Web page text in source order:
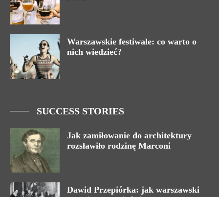
Warszawskie festiwale: co warto o
nich wiedzieć?
SUCCESS STORIES
Jak zamiłowanie do architektury
rozsławiło rodzinę Marconi
Dawid Przepiórka: jak warszawski